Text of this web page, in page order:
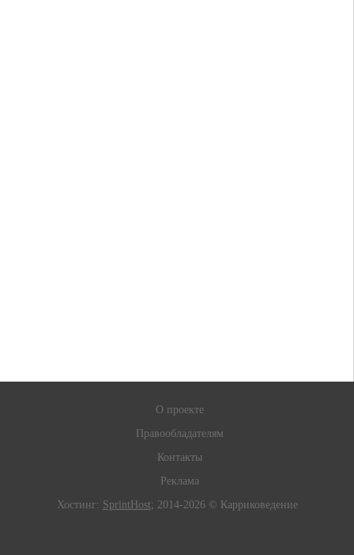
О проекте
Правообладателям
Контакты
Реклама
Хостинг: SprintHost; 2014-2026 © Карриковедение